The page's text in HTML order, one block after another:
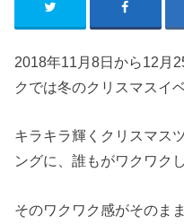
2018年11月8日から12月
クでは冬のクリスマスイ
キラキラ輝くクリスマス
ングに、誰もがワクワク
そのワクワク感がそのま